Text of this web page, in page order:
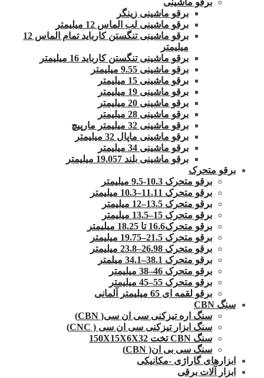
برقو ماشینی
برقو ماشینی زینگر
برقو ماشینی لب الماس 12 میلیمتر
برقو ماشینی تنگستن کارباید تمام الماس 12
میلیمتر
برقو ماشینی تنگستن کارباید 16 میلیمتر
برقو ماشینی 9.55 میلیمتر
برقو ماشینی 15 میلیمتر
برقو ماشینی 19 میلیمتر
برقو ماشینی 20 میلیمتر
برقو ماشینی 28 میلیمتر
برقو ماشینی 32 میلیمتر مارپیچ
برقو ماشینی ماپال 32 میلیمتر
برقو ماشینی 34 میلیمتر
برقو ماشینی بلند 19.057 میلیمتر
برقو متحرک
برقو متحرک 10.3-9.5 میلیمتر
برقو متحرک 11.11–10.3 میلیمتر
برقو متحرک 13.5–12 میلیمتر
برقو متحرک 15–13.5 میلیمتر
برقو متحرک16.6 تا 18.25 میلیمتر
برقو متحرک 21.5–19.75 میلیمتر
برقو متحرک 26.98–23.8 میلیمتر
برقو متحرک 38.1–34.1 میلمتر
برقو متحرک 46–38 میلیمتر
برقو متحرک 55–45 میلیمتر
برقو لقمه ای 65 میلیمتر آلمانی
سنگ CBN
سنگ اره تیزکنی سی ان سی( CBN)
سنگ ابزار تیزکنی سی ان سی ( CNC)
سنگ CBN تخت 150X15X6X32
سنگ سی بی ان( CBN)
ابزارهای گاراژی -مکانیکی
ابزار آلات برقی